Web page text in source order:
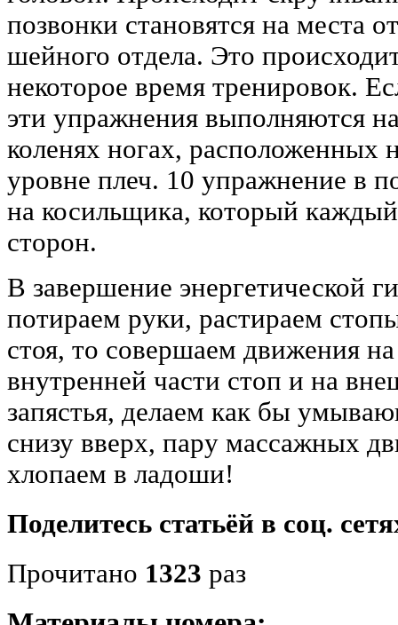
позвонки становятся на места
шейного отдела. Это
некоторое время тренировок.
эти упражнения выполняются
коленях ногах, расположенных
уровне плеч. 10 упражнение в
на косильщика, который
сторон.
В завершение энергетической
потираем руки, растираем
стоя, то совершаем движения
внутренней части стоп и на
запястья, делаем как бы
снизу вверх, пару массажных
хлопаем в ладоши!
Поделитесь статьёй в соц.
Прочитано 1323 раз